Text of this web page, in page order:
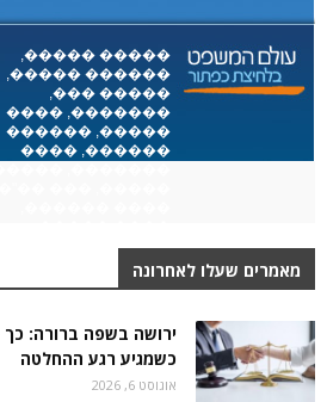
מאמרים שעלו לאחרונה
ירושה בשפה ברורה: כך
כשמגיע רגע ההחלטה
אוגוסט 6, 2026